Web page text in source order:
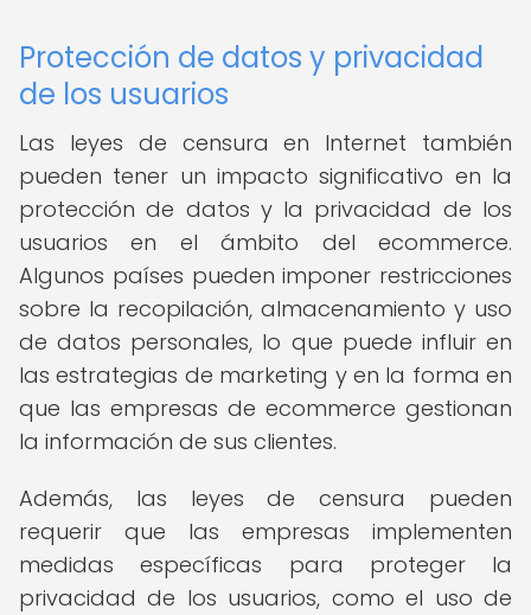
Protección de datos y privacidad
de los usuarios
Las leyes de censura en Internet también
pueden tener un impacto significativo en la
protección de datos y la privacidad de los
usuarios en el ámbito del ecommerce.
Algunos países pueden imponer restricciones
sobre la recopilación, almacenamiento y uso
de datos personales, lo que puede influir en
las estrategias de marketing y en la forma en
que las empresas de ecommerce gestionan
la información de sus clientes.
Además, las leyes de censura pueden
requerir que las empresas implementen
medidas específicas para proteger la
privacidad de los usuarios, como el uso de